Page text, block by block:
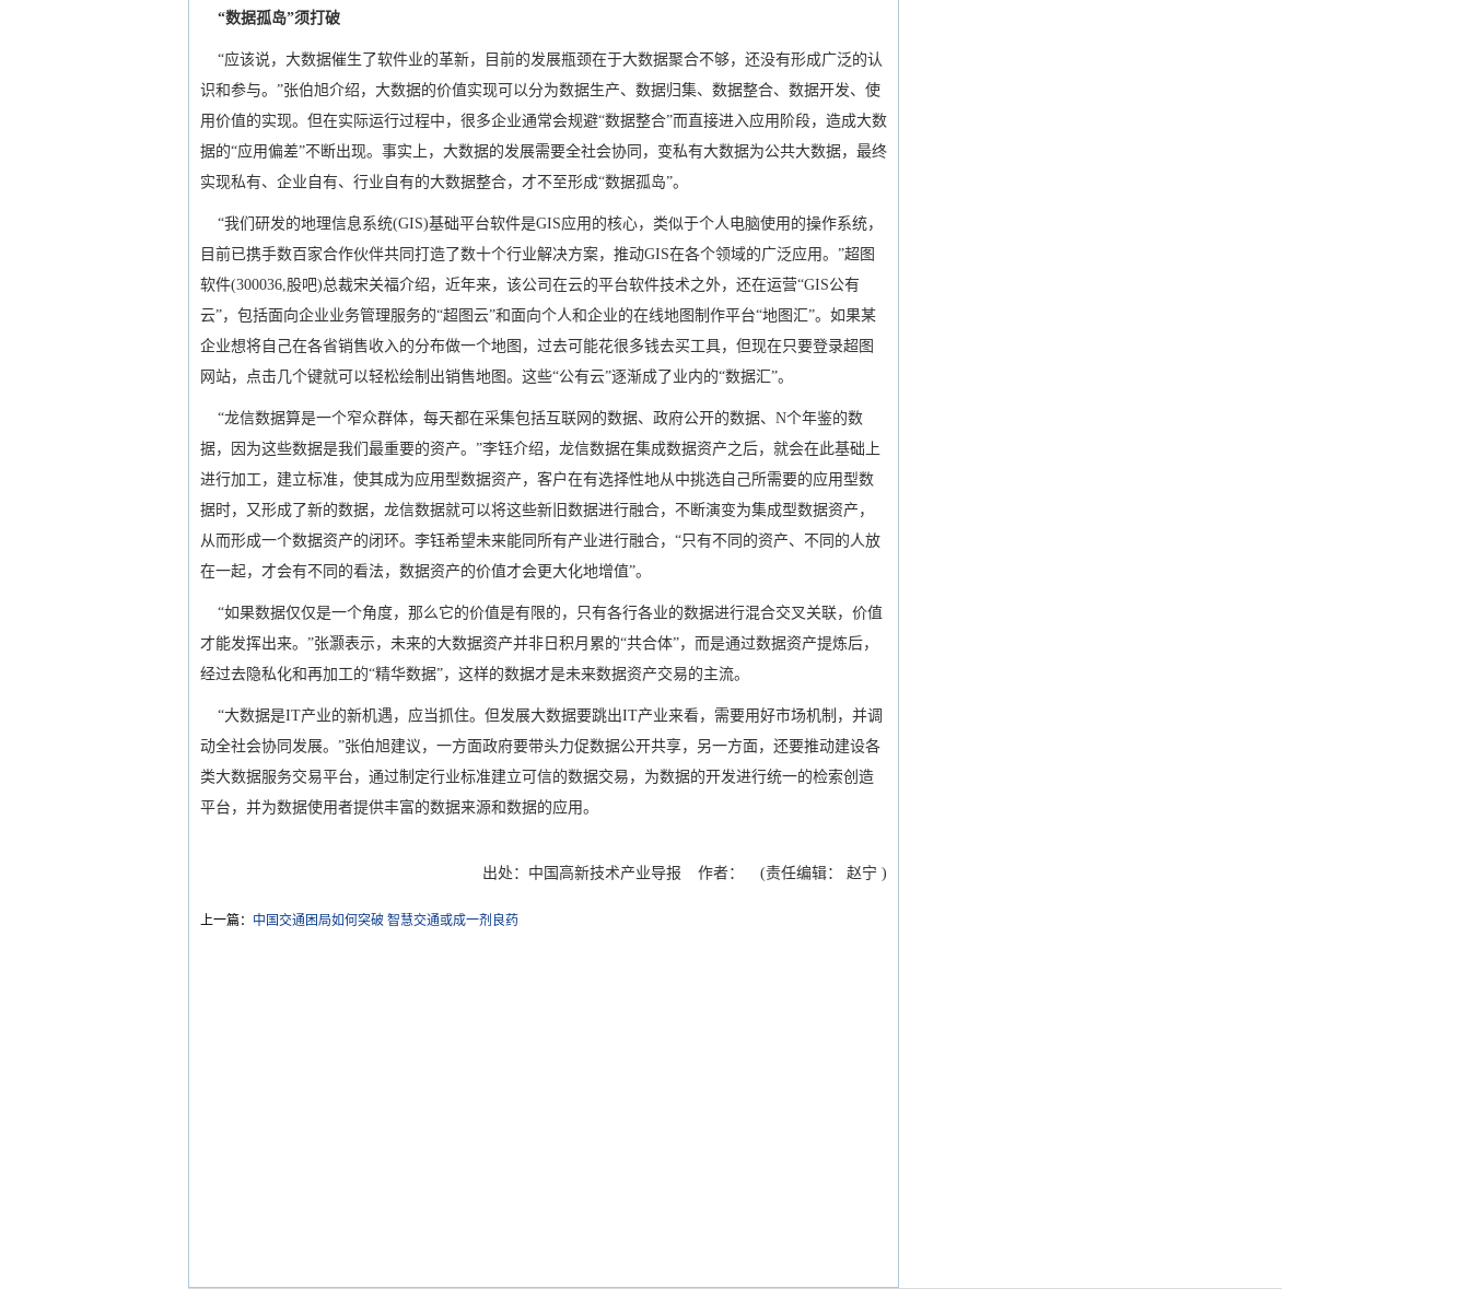
“数据孤岛”须打破
“应该说，大数据催生了软件业的革新，目前的发展瓶颈在于大数据聚合不够，还没有形成广泛的认
识和参与。”张伯旭介绍，大数据的价值实现可以分为数据生产、数据归集、数据整合、数据开发、使
用价值的实现。但在实际运行过程中，很多企业通常会规避“数据整合”而直接进入应用阶段，造成大数
据的“应用偏差”不断出现。事实上，大数据的发展需要全社会协同，变私有大数据为公共大数据，最终
实现私有、企业自有、行业自有的大数据整合，才不至形成“数据孤岛”。
“我们研发的地理信息系统(GIS)基础平台软件是GIS应用的核心，类似于个人电脑使用的操作系统，
目前已携手数百家合作伙伴共同打造了数十个行业解决方案，推动GIS在各个领域的广泛应用。”超图
软件(300036,股吧)总裁宋关福介绍，近年来，该公司在云的平台软件技术之外，还在运营“GIS公有
云”，包括面向企业业务管理服务的“超图云”和面向个人和企业的在线地图制作平台“地图汇”。如果某
企业想将自己在各省销售收入的分布做一个地图，过去可能花很多钱去买工具，但现在只要登录超图
网站，点击几个键就可以轻松绘制出销售地图。这些“公有云”逐渐成了业内的“数据汇”。
“龙信数据算是一个窄众群体，每天都在采集包括互联网的数据、政府公开的数据、N个年鉴的数
据，因为这些数据是我们最重要的资产。”李钰介绍，龙信数据在集成数据资产之后，就会在此基础上
进行加工，建立标准，使其成为应用型数据资产，客户在有选择性地从中挑选自己所需要的应用型数
据时，又形成了新的数据，龙信数据就可以将这些新旧数据进行融合，不断演变为集成型数据资产，
从而形成一个数据资产的闭环。李钰希望未来能同所有产业进行融合，“只有不同的资产、不同的人放
在一起，才会有不同的看法，数据资产的价值才会更大化地增值”。
“如果数据仅仅是一个角度，那么它的价值是有限的，只有各行各业的数据进行混合交叉关联，价值
才能发挥出来。”张灏表示，未来的大数据资产并非日积月累的“共合体”，而是通过数据资产提炼后，
经过去隐私化和再加工的“精华数据”，这样的数据才是未来数据资产交易的主流。
“大数据是IT产业的新机遇，应当抓住。但发展大数据要跳出IT产业来看，需要用好市场机制，并调
动全社会协同发展。”张伯旭建议，一方面政府要带头力促数据公开共享，另一方面，还要推动建设各
类大数据服务交易平台，通过制定行业标准建立可信的数据交易，为数据的开发进行统一的检索创造
平台，并为数据使用者提供丰富的数据来源和数据的应用。
出处：中国高新技术产业导报 作者： (责任编辑： 赵宁 )
上一篇： 中国交通困局如何突破 智慧交通或成一剂良药